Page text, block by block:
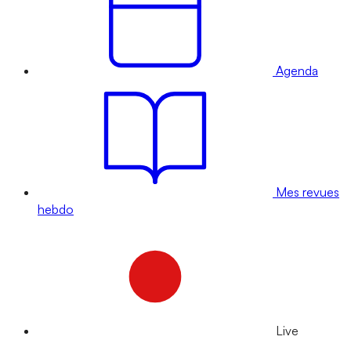
Agenda
Mes revues
hebdo
Live